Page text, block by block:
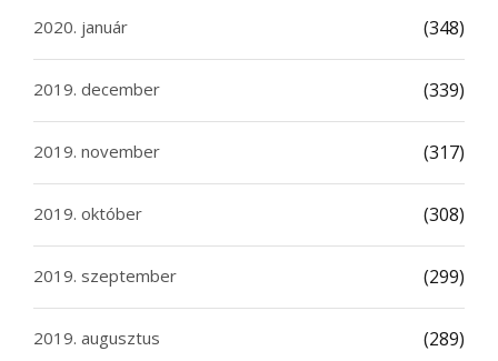
2020. január (348)
2019. december (339)
2019. november (317)
2019. október (308)
2019. szeptember (299)
2019. augusztus (289)